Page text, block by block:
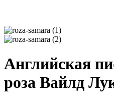
Английская
роза Вайлд